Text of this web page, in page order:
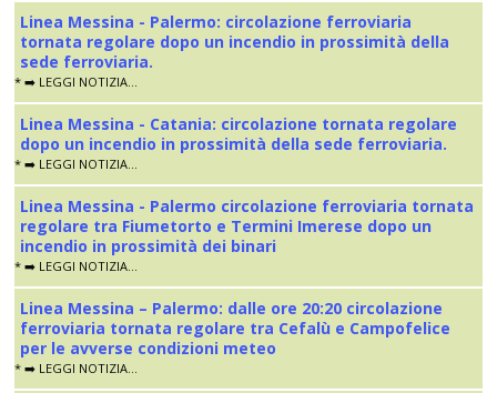
Linea Messina - Palermo: circolazione ferroviaria
tornata regolare dopo un incendio in prossimità della
sede ferroviaria.
* ➡️ LEGGI NOTIZIA...
Linea Messina - Catania: circolazione tornata regolare
dopo un incendio in prossimità della sede ferroviaria.
* ➡️ LEGGI NOTIZIA...
Linea Messina - Palermo circolazione ferroviaria tornata
regolare tra Fiumetorto e Termini Imerese dopo un
incendio in prossimità dei binari
* ➡️ LEGGI NOTIZIA...
Linea Messina – Palermo: dalle ore 20:20 circolazione
ferroviaria tornata regolare tra Cefalù e Campofelice
per le avverse condizioni meteo
* ➡️ LEGGI NOTIZIA...